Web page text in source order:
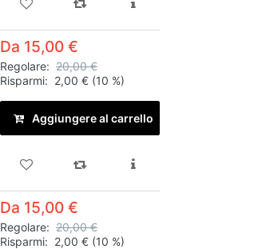
Da 15,00 €
Regolare: 20,00 €
Risparmi: 2,00 € (10 %)
Aggiungere al carrello
Da 15,00 €
Regolare: 20,00 €
Risparmi: 2,00 € (10 %)